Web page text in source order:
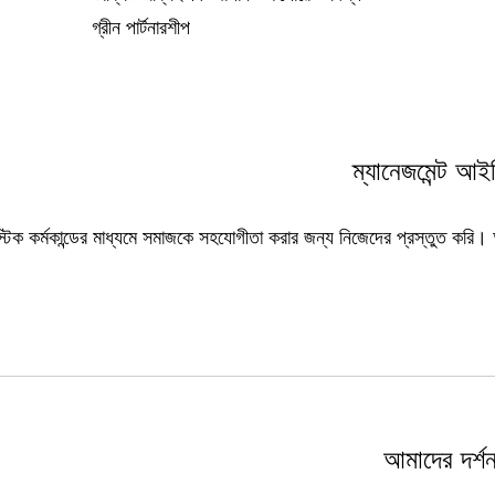
গ্রীন পার্টনারশীপ
ম্যানেজমেন্ট
কর্মকান্ডের মাধ্যমে সমাজকে সহযোগীতা করার জন্য নিজেদের প্রস্তুত করি।
আমাদের